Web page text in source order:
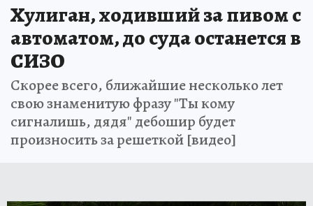
Хулиган, ходивший за пивом с
автоматом, до суда останется в
СИЗО
Скорее всего, ближайшие несколько лет
свою знаменитую фразу "Ты кому
сигналишь, дядя" дебошир будет
произносить за решеткой [видео]